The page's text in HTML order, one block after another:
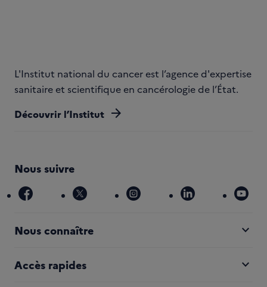
L'Institut national du cancer est l’agence d'expertise
sanitaire et scientifique en cancérologie de l’État.
Découvrir l’Institut arrow_forward
Nous suivre
facebook x instagram linkedin
Nous connaître expand_more
Accès rapides expand_more